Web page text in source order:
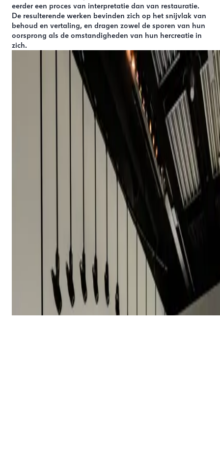
eerder een proces van interpretatie dan van restauratie.
De resulterende werken bevinden zich op het snijvlak van
behoud en vertaling, en dragen zowel de sporen van hun
oorsprong als de omstandigheden van hun hercreatie in
zich.